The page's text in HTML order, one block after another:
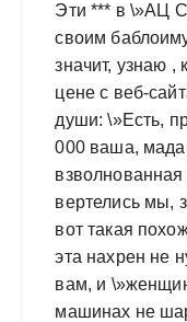
Эти *** в \»АЦ
своим
значит, узнаю ,
цене с веб-
души: \»Есть,
000 ваша,
вертелись мы,
вот такая
эта нахрен не
вам, и
машинах не